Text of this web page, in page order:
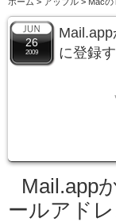
26
2009
に登録
Mail.app
ールアド